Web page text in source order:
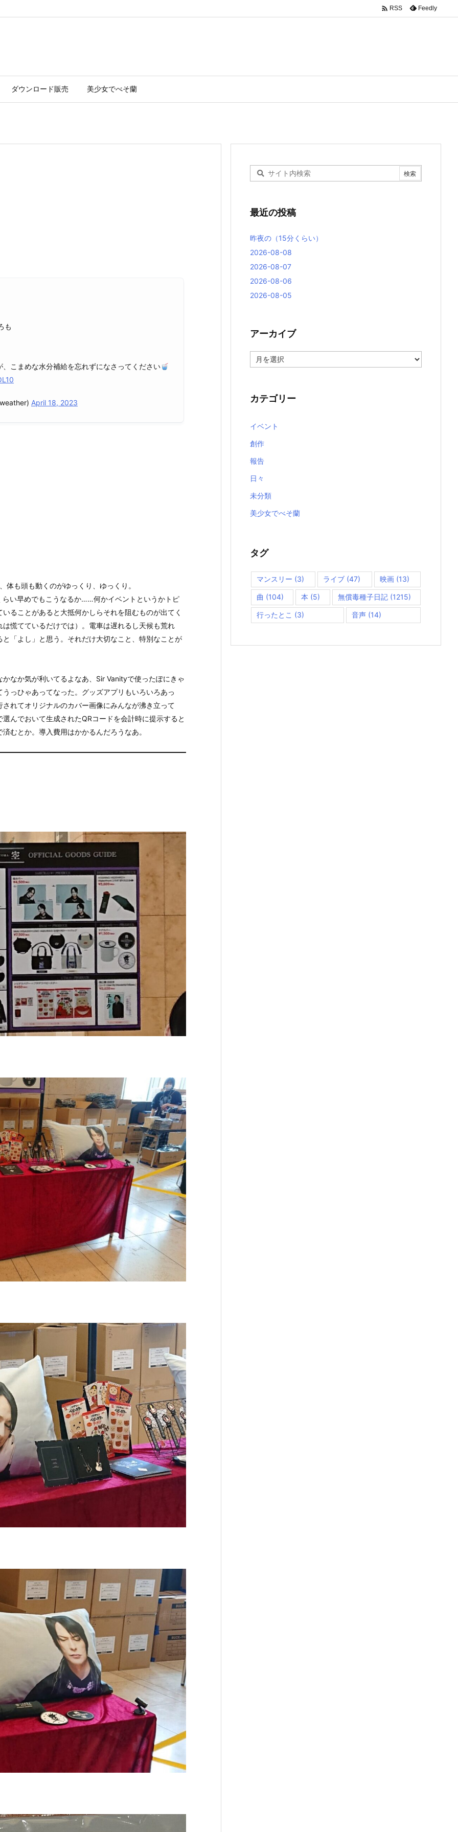
ダウンロード販売 美少女でべそ蘭
 RSS Feedly
も
こまめな水分補給を忘れずになさってください
April 18, 2023
も頭も動くのがゆっくり、ゆっくり。
い早めでもこうなるか……何かイベントというかトピ
ることがあると大抵何かしらそれを阻むものが出てく
慌てているだけでは）。電車は遅れるし天候も荒れ
「よし」と思う。それだけ大切なこと、特別なことが
なか気が利いてるよなあ、Sir Vanityで使ったぽにきゃ
っひゃあってなった。グッズアプリもいろいろあっ
れてオリジナルのカバー画像にみんなが沸き立って
んでおいて生成されたQRコードを会計時に提示すると
むとか。導入費用はかかるんだろうなあ。
最近の投稿
昨夜の（15分くらい）
2026-08-08
2026-08-07
2026-08-06
2026-08-05
アーカイブ
ー
ブ
カテゴリー
イベント
創作
報告
日々
未分類
美少女でべそ蘭
タグ
マンスリー (3) ライブ (47) 映画(13)
曲 (104) 本 (5) 無償毒種子日記(1215)
行ったとこ (3) 音声(14)